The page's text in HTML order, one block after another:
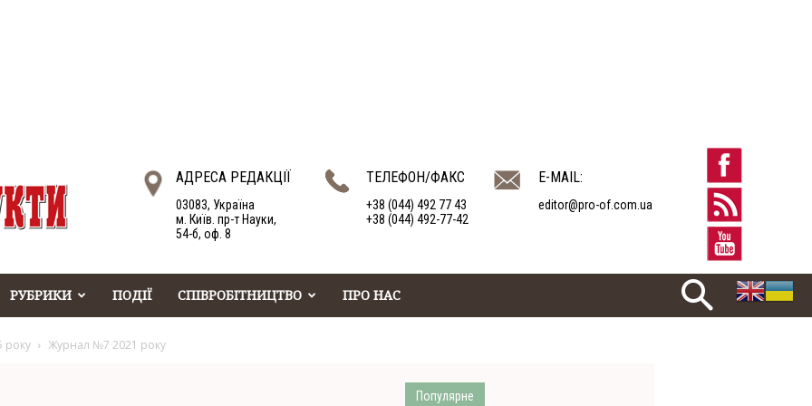
АДРЕСА РЕДАКЦІЇ
03083, Україна
м. Київ. пр-т Науки,
54-б, оф. 8
ТЕЛЕФОН/ФАКС
+38 (044) 492 77 43
+38 (044) 492-77-42
E-MAIL:
editor@pro-of.com.ua
РУБРИКИ ПОДІЇ СПІВРОБІТНИЦТВО ПРО НАС
року Журнал №7 2021 року
Популярне